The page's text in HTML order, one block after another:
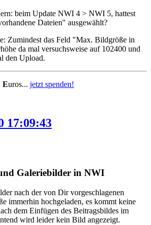
beim Update NWI 4 > NWI 5, hattest
Dateien" ausgewählt?
Zumindest das Feld "Max. Bildgröße in
da mal versuchsweise auf 102400 und
den Upload.
Euros... jetzt spenden!
17:09:43
Galeriebilder in NWI
nach der von Dir vorgeschlagenen
immerhin hochgeladen, es kommt keine
dem Einfügen des Beitragsbildes im
wird leider kein Bild angezeigt.